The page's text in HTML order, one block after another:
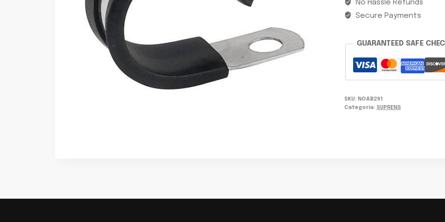
No Hassle Refunds
Secure Payments
GUARANTEED SAFE
SKU: NOAB291
Categoría: SUPRENS